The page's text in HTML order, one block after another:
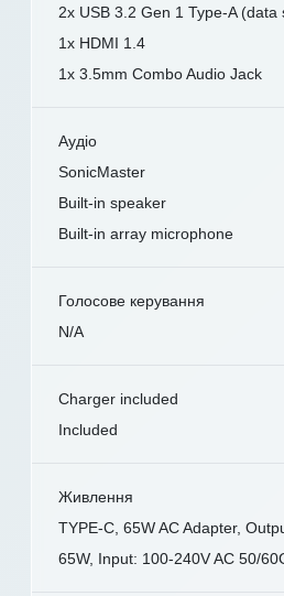
2x USB 3.2 Gen 1 Type-A
1x HDMI 1.4
1x 3.5mm Combo Audio Jack
Аудіо
SonicMaster
Built-in speaker
Built-in array microphone
Голосове керування
N/A
Charger included
Included
Живлення
TYPE-C, 65W AC Adapter,
65W, Input: 100-240V AC 50/